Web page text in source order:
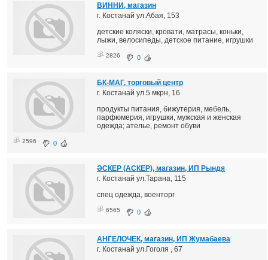
ВИННИ, магазин
г. Костанай ул.Абая, 153
детские коляски, кровати, матрасы, коньки,
лыжи, велосипеды, детское питание, игрушки
2826 0
БК-МАГ, торговый центр
г. Костанай ул.5 мкрн, 16
продукты питания, бижутерия, мебель,
парфюмерия, игрушки, мужская и женская
одежда; ателье, ремонт обуви
2596 0
ӘСКЕР (АСКЕР), магазин, ИП Рындя
г. Костанай ул.Тарана, 115
спец одежда, военторг
6565 0
АНГЕЛОЧЕК, магазин, ИП Жумабаева
г. Костанай ул.Гоголя , 67